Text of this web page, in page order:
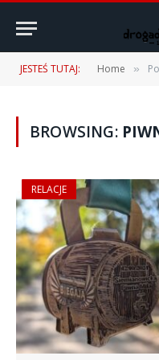
JESTEŚ TUTAJ: Home »
BROWSING:
RELACJE